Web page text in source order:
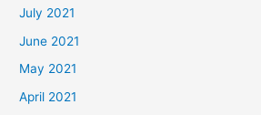
July 2021
June 2021
May 2021
April 2021